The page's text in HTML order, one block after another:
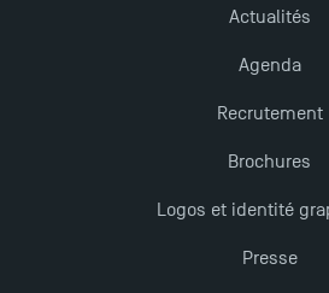
Actualités
Agenda
Recrutement
Brochures
Logos et identité
Presse